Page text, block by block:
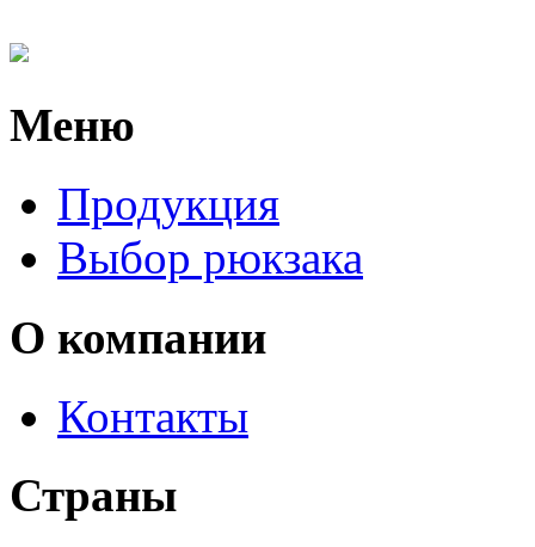
Меню
Продукция
Выбор рюкзака
О компании
Контакты
Страны